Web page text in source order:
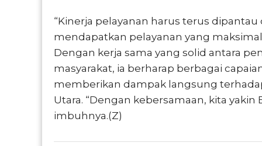
“Kinerja pelayanan harus terus
mendapatkan pelayanan yang
Dengan kerja sama yang solid antara
masyarakat, ia berharap berbagai
memberikan dampak langsung
Utara. “Dengan kebersamaan, kita
imbuhnya.(Z)